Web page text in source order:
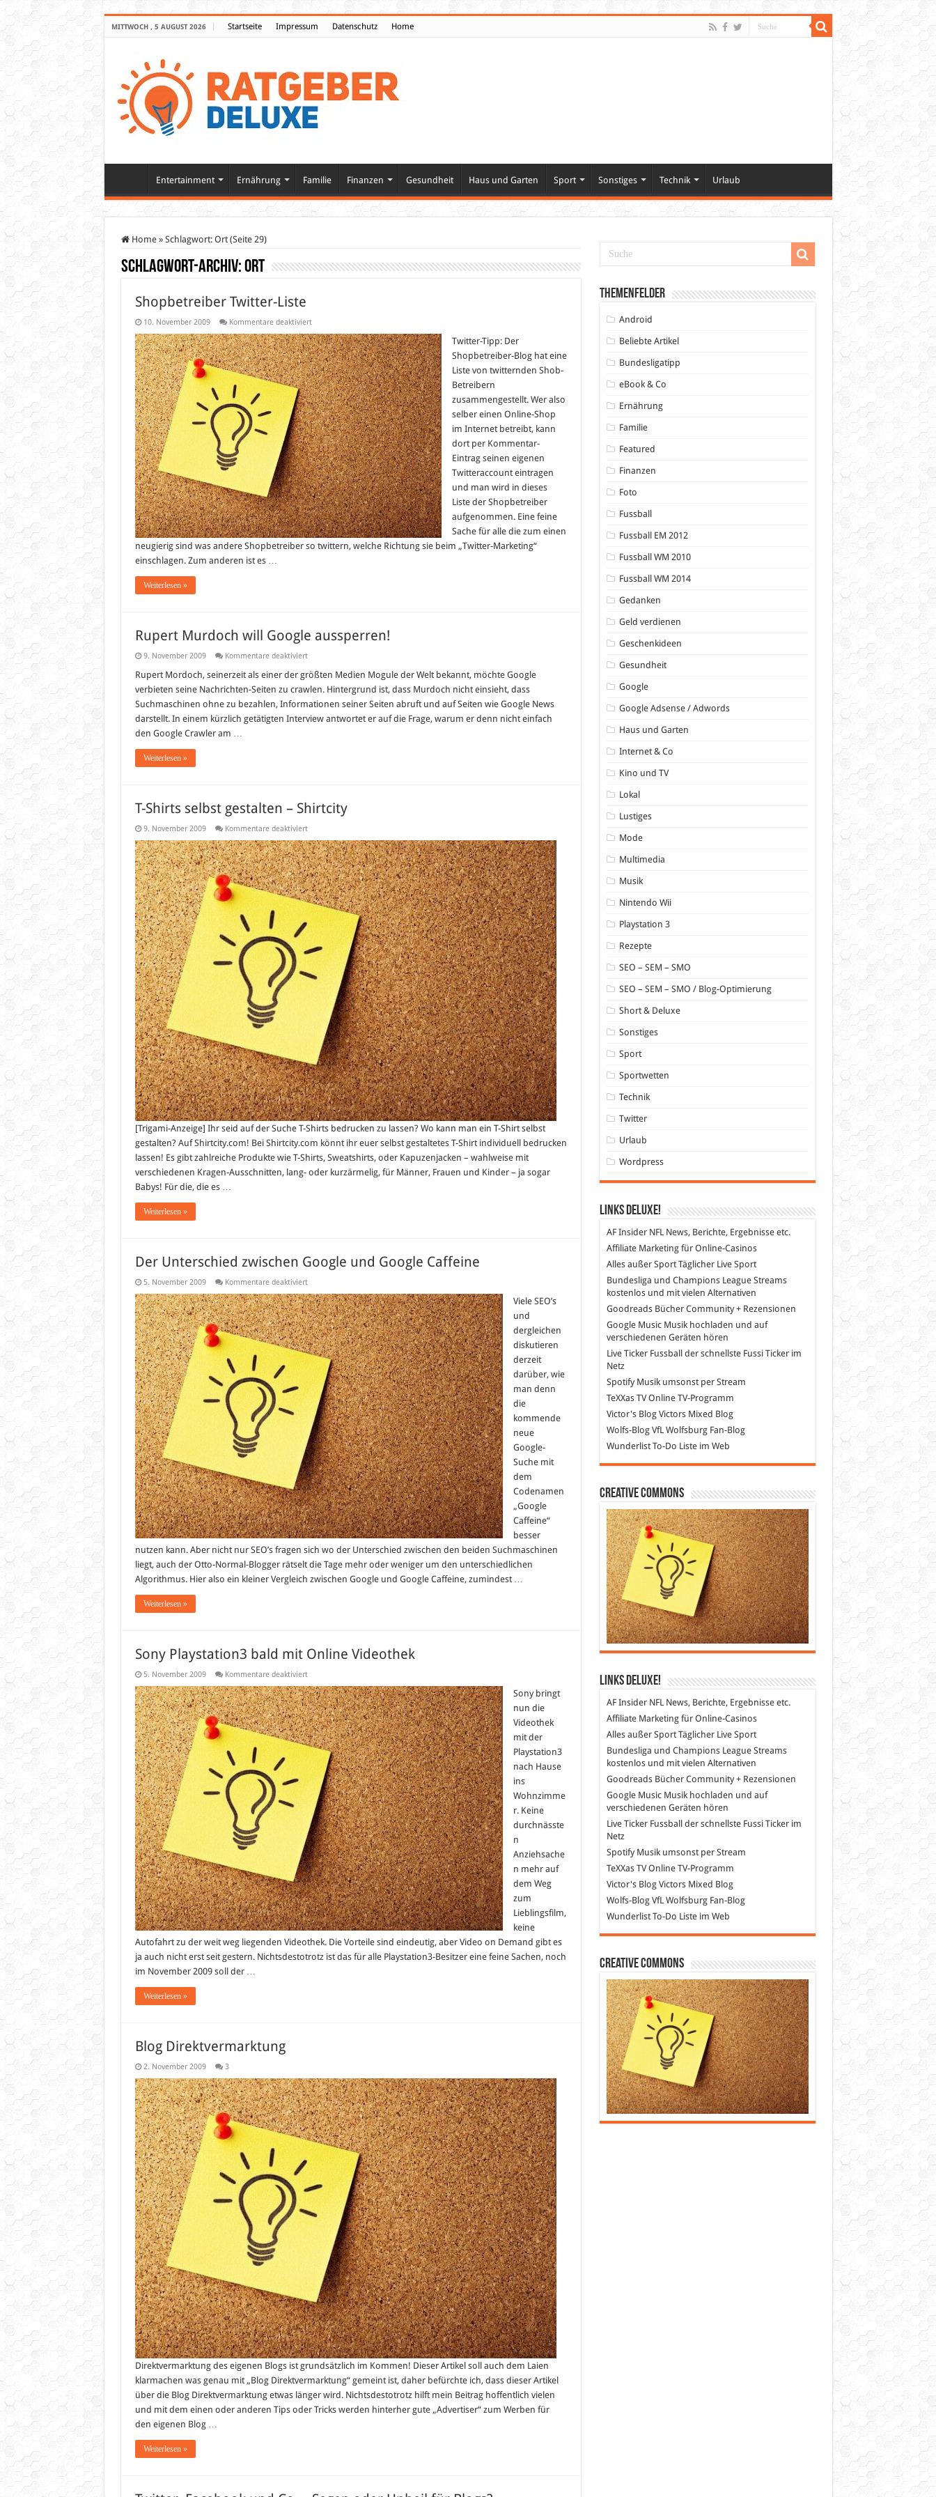
MITTWOCH , 5 AUGUST 2026 Startseite Impressum Datenschutz Home
Entertainment Ernährung Familie Finanzen Gesundheit Haus und Garten Sport Sonstiges Technik Urlaub
Home » Schlagwort: Ort(Seite 29)
Schlagwort-Archiv:Ort
Shopbetreiber Twitter-Liste
10. November 2009 Kommentare deaktiviertfür
Twitter-
Liste
Twitter-Tipp: Der
Shopbetreiber-Blog hat eine
Liste von twitternden Shob-
Betreibern
zusammengestellt. Wer also
selber einen Online-Shop
im Internet betreibt, kann
dort per Kommentar-
Eintrag seinen eigenen
Twitteraccount eintragen
und man wird in dieses
Liste der Shopbetreiber
aufgenommen. Eine feine
Sache für alle die zum einen
neugierig sind was andere Shopbetreiber so twittern, welche Richtung sie beim „Twitter-Marketing“
einschlagen. Zum anderen ist es …
Weiterlesen »
Rupert Murdoch will Google aussperren!
9. November 2009 Kommentare deaktiviertfür
Murdoch
Google
aussperren!
Rupert Mordoch, seinerzeit als einer der größten Medien Mogule der Welt bekannt, möchte Google
verbieten seine Nachrichten-Seiten zu crawlen. Hintergrund ist, dass Murdoch nicht einsieht, dass
Suchmaschinen ohne zu bezahlen, Informationen seiner Seiten abruft und auf Seiten wie Google News
darstellt. In einem kürzlich getätigten Interview antwortet er auf die Frage, warum er denn nicht einfach
den Google Crawler am …
Weiterlesen »
T-Shirts selbst gestalten – Shirtcity
9. November 2009 Kommentare deaktiviertfür
Shirts
selbst
gestalten
–
Shirtcity
[Trigami-Anzeige] Ihr seid auf der Suche T-Shirts bedrucken zu lassen? Wo kann man ein T-Shirt selbst
gestalten? Auf Shirtcity.com! Bei Shirtcity.com könnt ihr euer selbst gestaltetes T-Shirt individuell bedrucken
lassen! Es gibt zahlreiche Produkte wie T-Shirts, Sweatshirts, oder Kapuzenjacken – wahlweise mit
verschiedenen Kragen-Ausschnitten, lang- oder kurzärmelig, für Männer, Frauen und Kinder – ja sogar
Babys! Für die, die es …
Weiterlesen »
Der Unterschied zwischen Google und Google Caffeine
5. November 2009 Kommentare deaktiviertfür
Unterschied
zwischen
Google
und
Google
Caffeine
Viele SEO’s
und
dergleichen
diskutieren
derzeit
darüber, wie
man denn
die
kommende
neue
Google-
Suche mit
dem
Codenamen
„Google
Caffeine“
besser
nutzen kann. Aber nicht nur SEO’s fragen sich wo der Unterschied zwischen den beiden Suchmaschinen
liegt, auch der Otto-Normal-Blogger rätselt die Tage mehr oder weniger um den unterschiedlichen
Algorithmus. Hier also ein kleiner Vergleich zwischen Google und Google Caffeine, zumindest …
Weiterlesen »
Sony Playstation3 bald mit Online Videothek
5. November 2009 Kommentare deaktiviertfür
Playstation3
bald
mit
Online
Videothek
Sony bringt
nun die
Videothek
mit der
Playstation3
nach Hause
ins
Wohnzimme
r. Keine
durchnässte
n
Anziehsache
n mehr auf
dem Weg
zum
Lieblingsfilm,
keine
Autofahrt zu der weit weg liegenden Videothek. Die Vorteile sind eindeutig, aber Video on Demand gibt es
ja auch nicht erst seit gestern. Nichtsdestotrotz ist das für alle Playstation3-Besitzer eine feine Sachen, noch
im November 2009 soll der …
Weiterlesen »
Blog Direktvermarktung
2. November 2009 3
Direktvermarktung des eigenen Blogs ist grundsätzlich im Kommen! Dieser Artikel soll auch dem Laien
klarmachen was genau mit „Blog Direktvermarktung“ gemeint ist, daher befürchte ich, dass dieser Artikel
über die Blog Direktvermarktung etwas länger wird. Nichtsdestotrotz hilft mein Beitrag hoffentlich vielen
und mit dem einen oder anderen Tips oder Tricks werden hinterher gute „Advertiser“ zum Werben für
den eigenen Blog …
Weiterlesen »
Themenfelder
Android
Beliebte Artikel
Bundesligatipp
eBook & Co
Ernährung
Familie
Featured
Finanzen
Foto
Fussball
Fussball EM 2012
Fussball WM 2010
Fussball WM 2014
Gedanken
Geld verdienen
Geschenkideen
Gesundheit
Google
Google Adsense / Adwords
Haus und Garten
Internet & Co
Kino und TV
Lokal
Lustiges
Mode
Multimedia
Musik
Nintendo Wii
Playstation 3
Rezepte
SEO – SEM – SMO
SEO – SEM – SMO / Blog-Optimierung
Short & Deluxe
Sonstiges
Sport
Sportwetten
Technik
Twitter
Urlaub
Wordpress
Links DeLuXe!
AF InsiderNFL News, Berichte, Ergebnisse etc.
Affiliate Marketingfür Online-Casinos
Alles außer SportTäglicher Live Sport
Bundesliga und Champions League Streams
kostenlos und mit vielen Alternativen
GoodreadsBücher Community + Rezensionen
Google MusicMusik hochladen und auf
verschiedenen Geräten hören
Live Ticker Fussball
der schnellste Fussi Ticker im
Netz
SpotifyMusik umsonst per Stream
TeXXas TVOnline TV-Programm
Victor's BlogVictors Mixed Blog
Wolfs-BlogVfL Wolfsburg Fan-Blog
WunderlistTo-Do Liste im Web
Creative Commons
Links DeLuXe!
AF InsiderNFL News, Berichte, Ergebnisse etc.
Affiliate Marketingfür Online-Casinos
Alles außer SportTäglicher Live Sport
Bundesliga und Champions League Streams
kostenlos und mit vielen Alternativen
GoodreadsBücher Community + Rezensionen
Google MusicMusik hochladen und auf
verschiedenen Geräten hören
Live Ticker Fussball
der schnellste Fussi Ticker im
Netz
SpotifyMusik umsonst per Stream
TeXXas TVOnline TV-Programm
Victor's BlogVictors Mixed Blog
Wolfs-BlogVfL Wolfsburg Fan-Blog
WunderlistTo-Do Liste im Web
Creative Commons